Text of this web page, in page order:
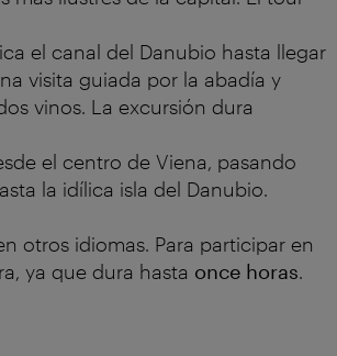
el canal del Danubio hasta llegar
visita guiada por la abadía y
vinos. La excursión dura
el centro de Viena, pasando
la idílica isla del Danubio.
otros idiomas. Para participar en
ya que dura hasta once horas.